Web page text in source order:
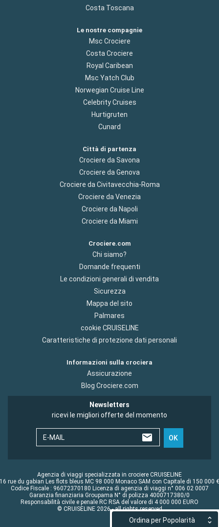
Ordina per Popolarità
Costa Toscana
Le nostre compagnie
Msc Crociere
Costa Crociere
Royal Caribean
Msc Yatch Club
Norwegian Cruise Line
Celebrity Cruises
Hurtigruten
Cunard
Città di partenza
Crociere da Savona
Crociere da Genova
Crociere da Civitavecchia-Roma
Crociere da Venezia
Crociere da Napoli
Crociere da Miami
Crociere.com
Chi siamo?
Domande frequenti
Le condizioni generali di vendita
Sicurezza
Mappa del sito
Palmares
cookie CRUISELINE
Caratteristiche di protezione dati personali
Informazioni sulla crociera
Assicurazione
Blog Crociere.com
Newsletters
ricevi le migliori offerte del momento
E-MAIL OK
Agenzia di viaggi specializzata in crociere CRUISELINE
16 rue du gabian Les flots bleus MC 98 000 Monaco SAM con Capitale di 150 000 €
Codice Fiscale : 96072370180 Licenza di agenzia di viaggi n° 006 02 0007
Garanzia finanziaria Groupama N° di polizza 4000717380/0
Responsabilità civile e penale RC RSA del valore di 4 000 000 EURO
© CRUISELINE 2026 - all rights reserved